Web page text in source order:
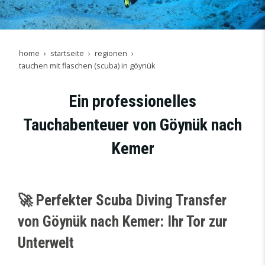
home startseite
regionen
tauchen mit flaschen (scuba) in göynük
Ein professionelles
Tauchabenteuer von Göynük nach
Kemer
🚀 Perfekter Scuba Diving Transfer
von Göynük nach Kemer: Ihr Tor zur
Unterwelt